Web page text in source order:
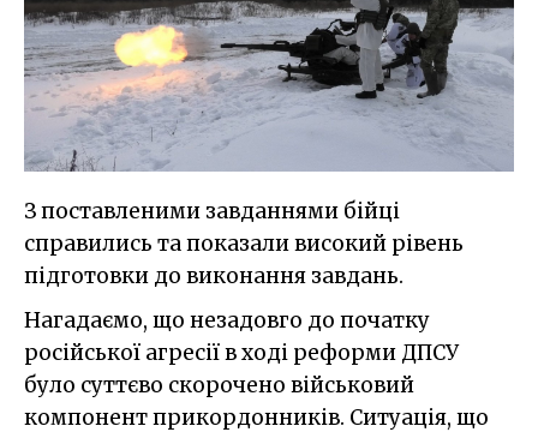
З поставленими завданнями бійці
справились та показали високий рівень
підготовки до виконання завдань.
Нагадаємо, що незадовго до початку
російської агресії в ході реформи ДПСУ
було суттєво скорочено військовий
компонент прикордонників. Ситуація, що